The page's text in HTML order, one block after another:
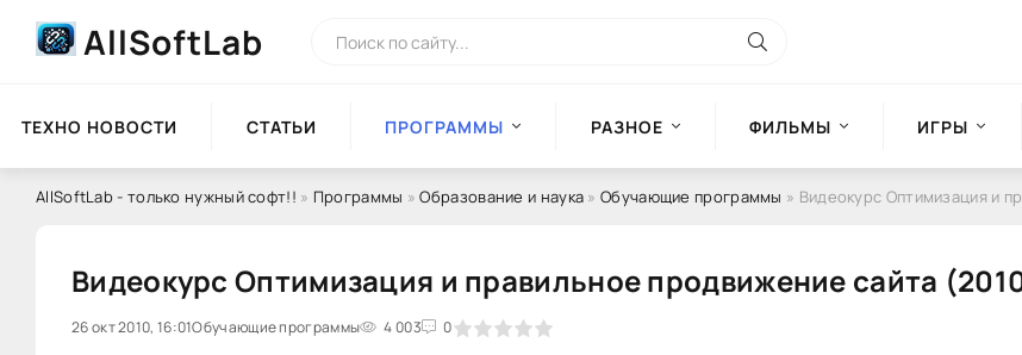
AllSoftLab
ТЕХНО НОВОСТИ СТАТЬИ ПРОГРАММЫ РАЗНОЕ ФИЛЬМЫ ИГРЫ
AllSoftLab - только нужный софт!! » Программы »Образование и наука »Обучающие программы » Видеокурс Оптимизация и
Видеокурс Оптимизация и правильное продвижение сайта
26 окт 2010, 16:01Обучающие программы 4 003 0
0 1 2 3 4 5